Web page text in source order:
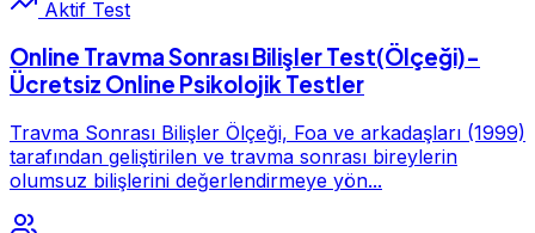
Aktif Test
Online Travma Sonrası Bilişler Test(Ölçeği)-
Ücretsiz Online Psikolojik Testler
Travma Sonrası Bilişler Ölçeği, Foa ve arkadaşları (1999)
tarafından geliştirilen ve travma sonrası bireylerin
olumsuz bilişlerini değerlendirmeye yön...